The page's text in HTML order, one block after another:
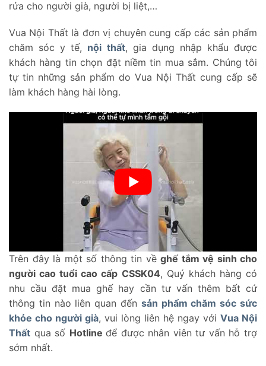
rửa cho người già, người bị liệt,…
Vua Nội Thất là đơn vị chuyên cung cấp các sản phẩm
chăm sóc y tế, nội thất, gia dụng nhập khẩu được
khách hàng tin chọn đặt niềm tin mua sắm. Chúng tôi
tự tin những sản phẩm do Vua Nội Thất cung cấp sẽ
làm khách hàng hài lòng.
Trên đây là một số thông tin về ghế tắm vệ sinh cho
người cao tuổi cao cấp CSSK04, Quý khách hàng có
nhu cầu đặt mua ghế hay cần tư vấn thêm bất cứ
thông tin nào liên quan đến sản phẩm chăm sóc sức
khỏe cho người già, vui lòng liên hệ ngay với Vua Nội
Thất qua số Hotlineđể được nhân viên tư vấn hỗ trợ
sớm nhất.